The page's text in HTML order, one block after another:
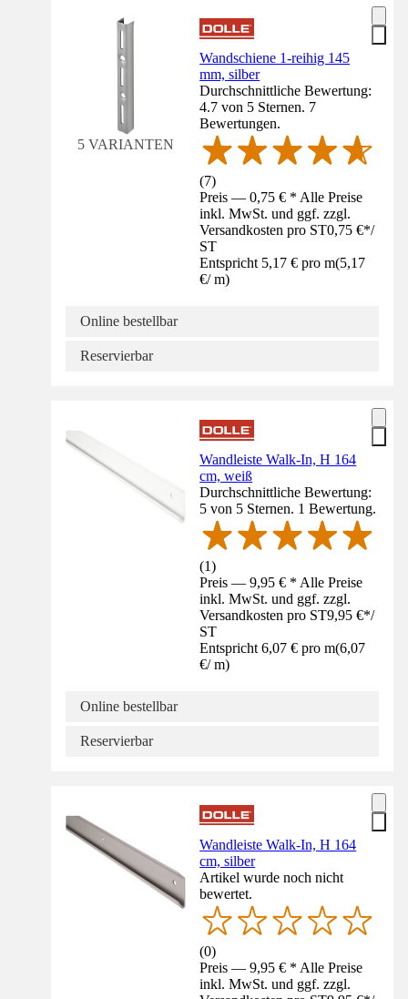
5 VARIANTEN
Wandschiene 1-reihig 145
mm, silber
Durchschnittliche Bewertung:
4.7 von 5 Sternen. 7
Bewertungen.
(7)
Preis — 0,75 € * Alle Preise
inkl. MwSt. und ggf. zzgl.
Versandkosten pro ST0,75 €*/
ST
Entspricht 5,17 € pro m(5,17
€/ m)
Online bestellbar
Reservierbar
Wandleiste Walk-In, H 164
cm, weiß
Durchschnittliche Bewertung:
5 von 5 Sternen. 1 Bewertung.
(1)
Preis — 9,95 € * Alle Preise
inkl. MwSt. und ggf. zzgl.
Versandkosten pro ST9,95 €*/
ST
Entspricht 6,07 € pro m(6,07
€/ m)
Online bestellbar
Reservierbar
Wandleiste Walk-In, H 164
cm, silber
Artikel wurde noch nicht
bewertet.
(0)
Preis — 9,95 € * Alle Preise
inkl. MwSt. und ggf. zzgl.